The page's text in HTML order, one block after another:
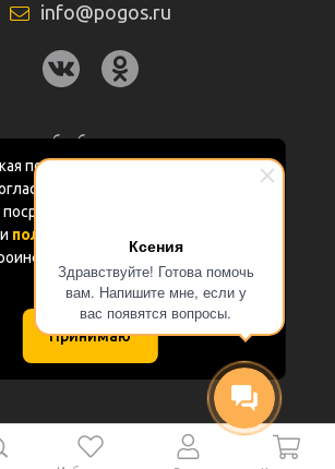
Ксения
Здравствуйте! Готова помочь
вам. Напишите мне, если у
вас появятся вопросы.
пользоваться данным сайтом
на обработку персональных
Яндекс.Метрика в
политикой конфиденциальности
об использовании
Cookie-файлов
Принимаю
info@pogos.ru
на обработку персональных
данных
конфиденциальности
Документация
Карта сайта
2010-2026 (ИП Чивчян М.Р.)